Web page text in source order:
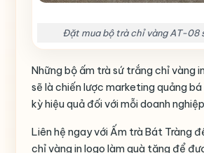
Đặt mua bộ trà chỉ vàng AT-08
Những bộ ấm trà sứ trắng chỉ vàng
sẽ là chiến lược marketing quảng
kỳ hiệu quả đối với mỗi doanh
Liên hệ ngay với Ấm trà Bát Tràng
chỉ vàng in logo làm quà tặng để